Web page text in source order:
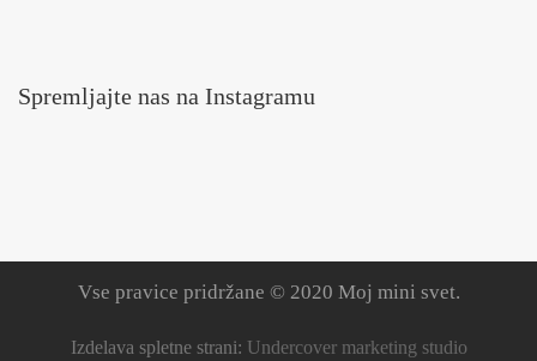
Spremljajte nas na Instagramu
Vse pravice pridržane © 2020 Moj mini svet.
Izdelava spletne strani: Undercover marketing studio